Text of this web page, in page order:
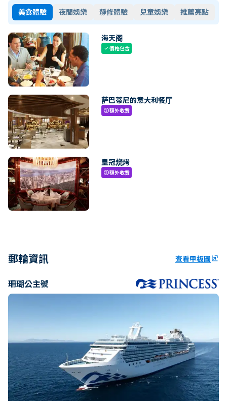
美食體驗 夜間娛樂 靜修體驗 兒童娛樂 推薦亮點
海天阁
check價格包含
萨巴蒂尼的意大利餐厅
paid額外收費
皇冠烧烤
paid額外收費
郵輪資訊 查看甲板圖ungroup
珊瑚公主號